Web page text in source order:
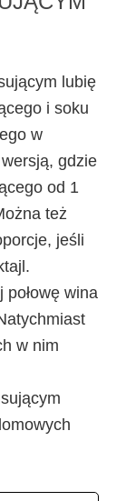
lubię
i soku
w
gdzie
od 1
też
jeśli
wina
w nim